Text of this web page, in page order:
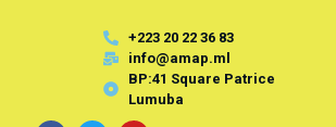
+223 20 22 36 83
info@amap.ml
BP:41 Square Patrice
Lumuba